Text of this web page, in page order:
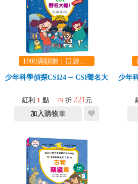
1800滿額贈：口袋玩具一份（隨機出貨） (summer read)
少年科學偵探CSI24 ─ CSI聲名大噪！
紅利 1 點 79 折 221 元
加入購物車
少年